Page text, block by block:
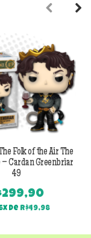
Folk of the Air The
– Cardan Greenbriar
49
299,90
de R$49,98